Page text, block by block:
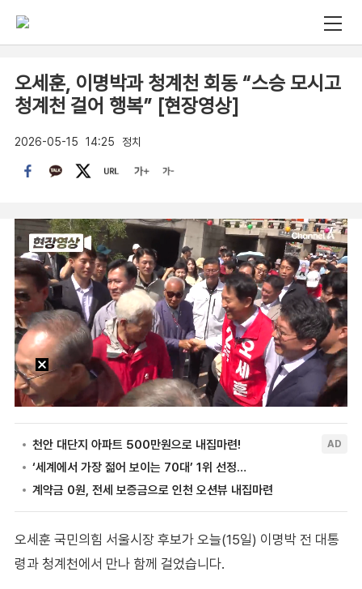
오세훈, 이명박과 청계천 회동 “스승 모시고
청계천 걸어 행복” [현장영상]
2026-05-15 14:25 정치
오세훈 국민의힘 서울시장 후보가 오늘(15일) 이명박 전 대통
령과 청계천에서 만나 함께 걸었습니다.